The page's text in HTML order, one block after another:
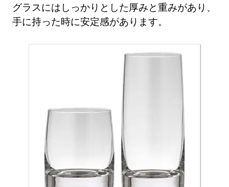
グラスにはしっかりとした厚みと重みがあり、
手に持った時に安定感があります。